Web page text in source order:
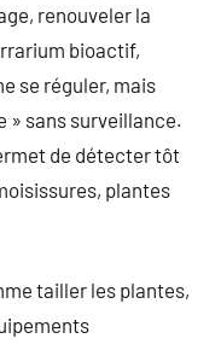
renouveler la
bioactif,
se réguler, mais
» sans surveillance.
de détecter tôt
plantes
tailler les plantes,